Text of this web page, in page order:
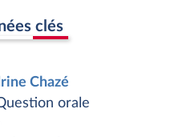
clés
Chazé
orale